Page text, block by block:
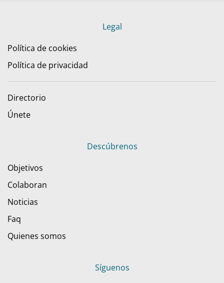
Legal
Política de cookies
Política de privacidad
Directorio
Únete
Descúbrenos
Objetivos
Colaboran
Noticias
Faq
Quienes somos
Síguenos